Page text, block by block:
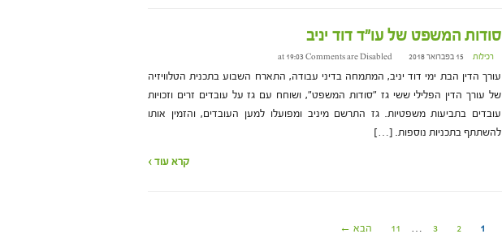
סודות המשפט של עו"ד דוד יניב
רכילות 15 בפברואר 2018 at 19:03 Comments are Disabled
עורך הדין הבת ימי דוד יניב, המתמחה בדיני עבודה, התארח השבוע בתכנית הטלוויזיה
של עורך הדין הפלילי ששי גז "סודות המשפט", ושוחח עם גז על עובדים זרים וזכויות
עובדים בתביעות משפטיות. גז התרשם מיניב ומפועלו למען העובדים, והזמין אותו
להשתתף בתכניות נוספות. […]
קרא עוד ›
1
2
3
…
11 הבא ←